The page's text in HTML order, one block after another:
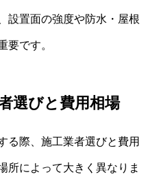
設置面の強度や防水・屋根
要です。
選びと費用相場
る際、施工業者選びと費用
所によって大きく異なりま